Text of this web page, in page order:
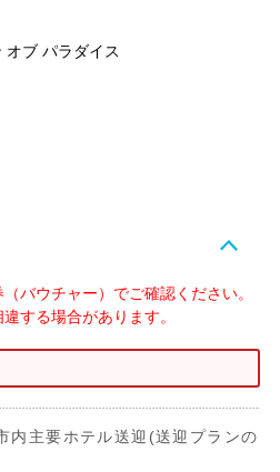
オブ パラダイス
バウチャー）でご確認ください。
する場合があります。
内主要ホテル送迎(送迎プランの